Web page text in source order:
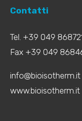
Contatti
Tel. +39 049
Fax +39 049
info@bioisotherm.it
www.bioisotherm.it